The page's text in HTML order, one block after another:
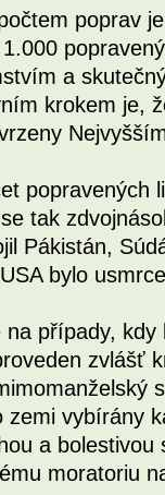
poprav
a
krokem je,
popravených
tak
Pákistán,
bylo
případy,
zvlášť
zemi vybírány
a
moratoriu